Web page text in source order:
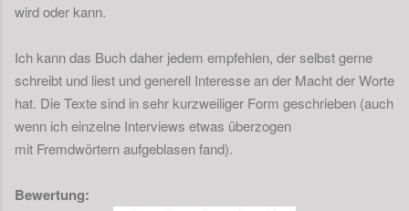
wird oder kann.
Ich kann das Buch daher jedem empfehlen, der selbst gerne
schreibt und liest und generell Interesse an der Macht der Worte
hat. Die Texte sind in sehr kurzweiliger Form geschrieben (auch
wenn ich einzelne Interviews etwas überzogen
mit Fremdwörtern aufgeblasen fand).
Bewertung: